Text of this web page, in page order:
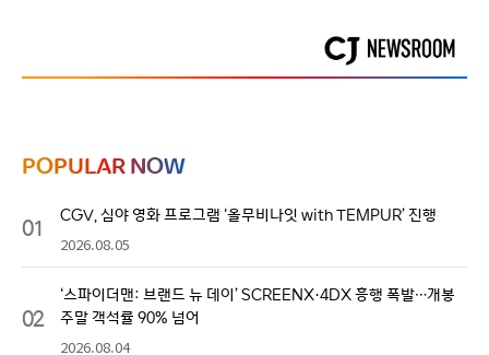
POPULAR NOW
01 CGV, 심야 영화 프로그램 ‘올무비나잇 with TEMPUR’ 진행
2026.08.05
02
‘스파이더맨: 브랜드 뉴 데이’ SCREENX·4DX 흥행 폭발…개봉
주말 객석률 90% 넘어
2026.08.04